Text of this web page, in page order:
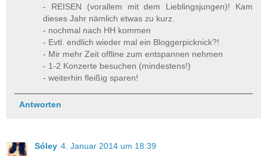
- REISEN (vorallem mit dem Lieblingsjungen)! Kam
dieses Jahr nämlich etwas zu kurz.
- nochmal nach HH kommen
- Evtl. endlich wieder mal ein Bloggerpicknick?!
- Mir mehr Zeit offline zum entspannen nehmen
- 1-2 Konzerte besuchen (mindestens!)
- weiterhin fleißig sparen!
Antworten
Sóley 4. Januar 2014 um 18:39